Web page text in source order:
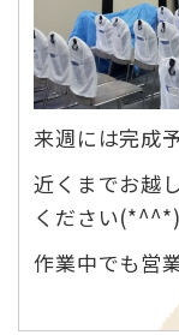
来週には完成
近くまでお越
ください(*^^*)
作業中でも営